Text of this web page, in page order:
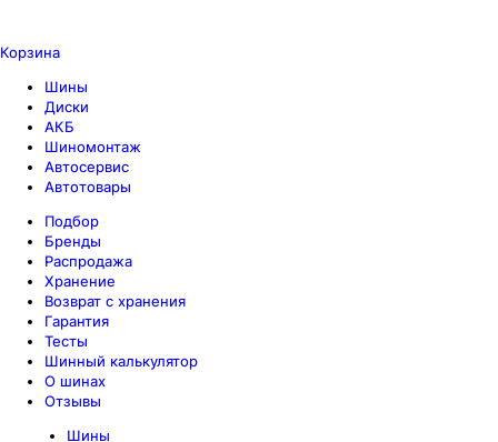
Корзина
Шины
Диски
АКБ
Шиномонтаж
Автосервис
Автотовары
Подбор
Бренды
Распродажа
Хранение
Возврат с хранения
Гарантия
Тесты
Шинный калькулятор
О шинах
Отзывы
Шины